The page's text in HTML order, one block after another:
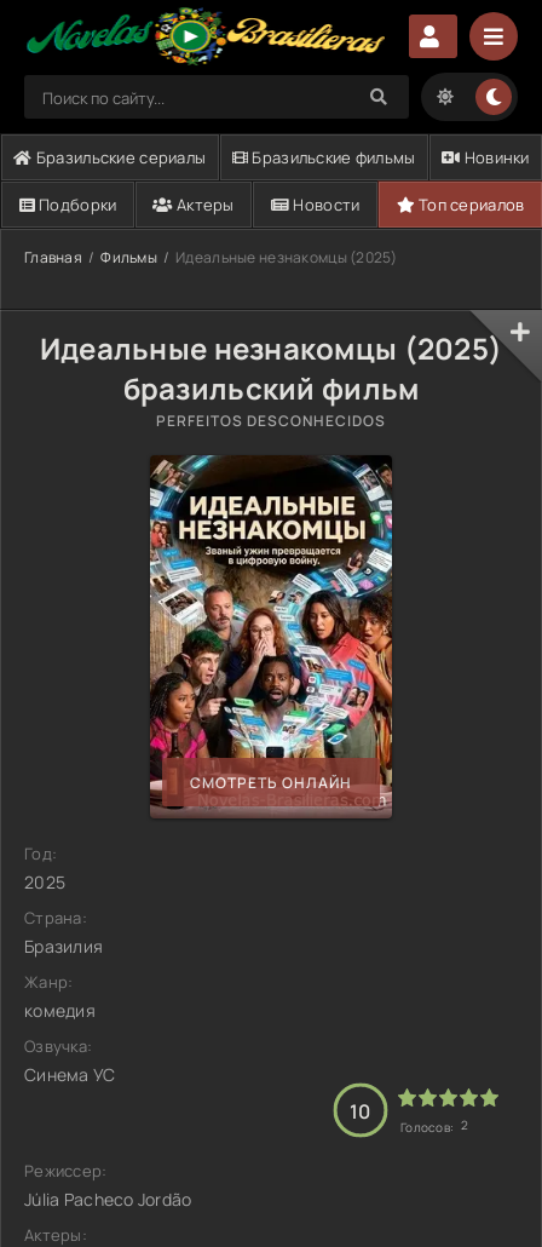
Бразильские сериалы Бразильские фильмы Новинки
Подборки Актеры Новости Топ сериалов
Главная Фильмы Идеальные незнакомцы (2025)
Идеальные незнакомцы (2025)
бразильский фильм
PERFEITOS DESCONHECIDOS
СМОТРЕТЬ ОНЛАЙН
Год:
2025
Страна:
Бразилия
Жанр:
комедия
Озвучка:
Синема УС
10
Голосов: 2
Режиссер:
Júlia Pacheco Jordão
Актеры: